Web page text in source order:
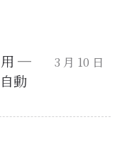
用 —
動
3 月 10 日